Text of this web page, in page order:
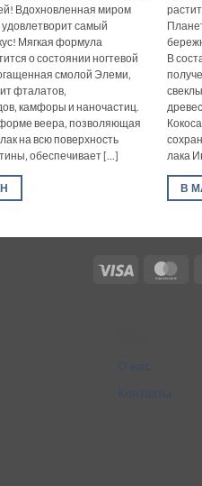
Вдохновленная миром
удовлетворит самый
Мягкая формула
о состоянии ногтевой
смолой Элеми‚
фталатов‚
камфоры и наночастиц.
веера‚ позволяющая
на всю поверхность
обеспечивает [...]
В
лака
В
Visa
О нас
Контакты